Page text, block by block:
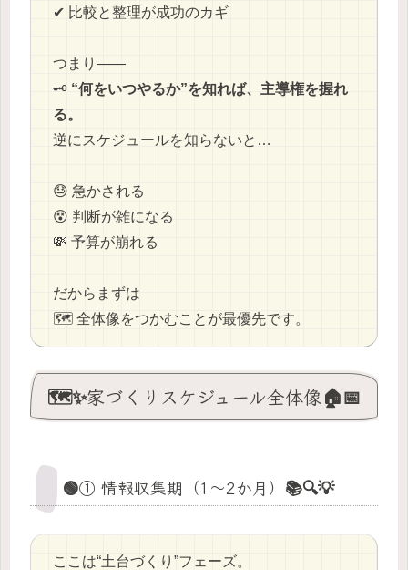
✔ 比較と整理が成功のカギ
つまり——
🗝️ “何をいつやるか”を知れば、主導権を握れ
る。
逆にスケジュールを知らないと…
😓 急かされる
😵 判断が雑になる
💸 予算が崩れる
だからまずは
🗺️ 全体像をつかむことが最優先です。
🗺️✨家づくりスケジュール全体像🏠📅
🟢① 情報収集期（1〜2か月）📚🔍💡
ここは“土台づくり”フェーズ。